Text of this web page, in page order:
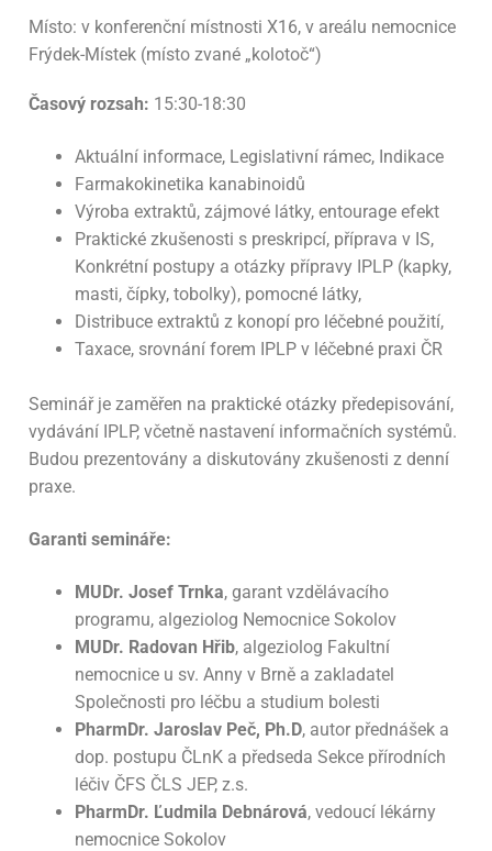
Výroba
Testy obsahu těžkých kovů
Testy mikrobiologie
Testy obsahu pesticidů
Podmínky pro testování
Kontakt, objednávka
Léčebné konopí
Blog
Kontakt
English
Místo: v konferenční místnosti X16, v areálu nemocnice
Frýdek-Místek (místo zvané „kolotoč“)
Časový rozsah: 15:30-18:30
Aktuální informace, Legislativní rámec, Indikace
Farmakokinetika kanabinoidů
Výroba extraktů, zájmové látky, entourage efekt
Praktické zkušenosti s preskripcí, příprava v IS,
Konkrétní postupy a otázky přípravy IPLP (kapky,
masti, čípky, tobolky), pomocné látky,
Distribuce extraktů z konopí pro léčebné použití,
Taxace, srovnání forem IPLP v léčebné praxi ČR
Seminář je zaměřen na praktické otázky předepisování,
vydávání IPLP, včetně nastavení informačních systémů.
Budou prezentovány a diskutovány zkušenosti z denní
praxe.
Garanti semináře:
MUDr. Josef Trnka, garant vzdělávacího
programu, algeziolog Nemocnice Sokolov
MUDr. Radovan Hřib, algeziolog Fakultní
nemocnice u sv. Anny v Brně a zakladatel
Společnosti pro léčbu a studium bolesti
PharmDr. Jaroslav Peč, Ph.D, autor přednášek a
dop. postupu ČLnK a předseda Sekce přírodních
léčiv ČFS ČLS JEP, z.s.
PharmDr. Ľudmila Debnárová, vedoucí lékárny
nemocnice Sokolov